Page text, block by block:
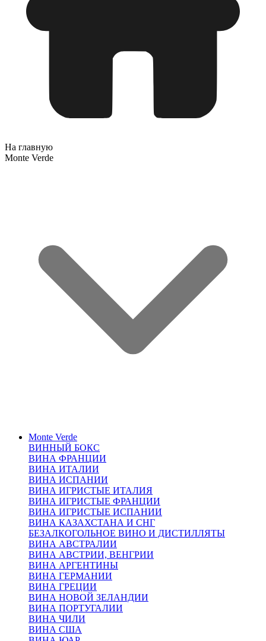
На главную
Monte Verde
Monte Verde
ВИННЫЙ БОКС
ВИНА ФРАНЦИИ
ВИНА ИТАЛИИ
ВИНА ИСПАНИИ
ВИНА ИГРИСТЫЕ ИТАЛИЯ
ВИНА ИГРИСТЫЕ ФРАНЦИИ
ВИНА ИГРИСТЫЕ ИСПАНИИ
ВИНА КАЗАХСТАНА И СНГ
БЕЗАЛКОГОЛЬНОЕ ВИНО И ДИСТИЛЛЯТЫ
ВИНА АВСТРАЛИИ
ВИНА АВСТРИИ, ВЕНГРИИ
ВИНА АРГЕНТИНЫ
ВИНА ГЕРМАНИИ
ВИНА ГРЕЦИИ
ВИНА НОВОЙ ЗЕЛАНДИИ
ВИНА ПОРТУГАЛИИ
ВИНА ЧИЛИ
ВИНА США